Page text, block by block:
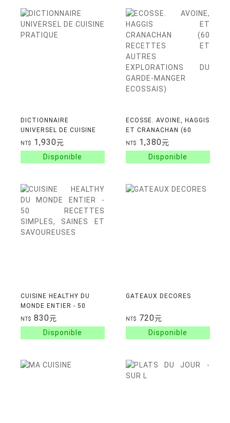
DICTIONNAIRE
UNIVERSEL DE CUISINE
PRATIQUE
NT$ 1,930元
ECOSSE. AVOINE, HAGGIS
ET CRANACHAN (60
RECETTES ET AUTRES
EXPLORATIONS DU
GARDE-MANGER
NT$ 1,380元
CUISINE HEALTHY DU
MONDE ENTIER - 50
RECETTES SIMPLES,
SAINES ET
SAVOUREUSES
NT$ 830元
GATEAUX DECORES
NT$ 720元